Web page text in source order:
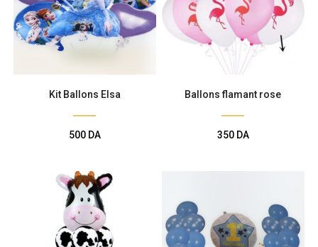
Kit Ballons Elsa
500 DA
Ballons flamant rose
350 DA